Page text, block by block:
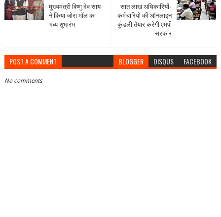
सात लाख अधिकारियों-
कर्मचारियों की ऑनलाइन
कुंडली तैयार करेगी एमपी
सरकार
मुख्यमंत्री विष्णु देव साय
ने किया जोरा मॉल का
भव्य शुभारंभ
POST A COMMENT BLOGGER DISQUS FACEBOOK
No comments